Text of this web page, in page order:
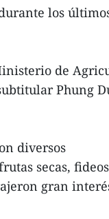
los
de
Phung
diversos
secas,
gran